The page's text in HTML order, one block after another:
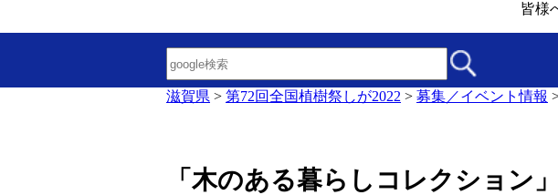
皆様
滋賀県 > 第72回全国植樹祭しが2022 > 募集／イベント情報
「木のある暮らしコレクション